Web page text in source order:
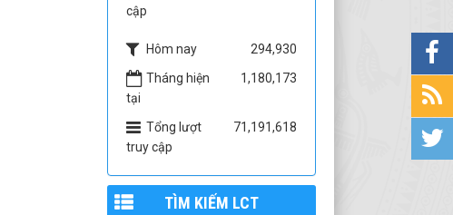
cập
Hôm nay
294,930
Tháng hiện
tại
1,180,173
Tổng lượt
truy cập
71,191,618
TÌM KIẾM LCT